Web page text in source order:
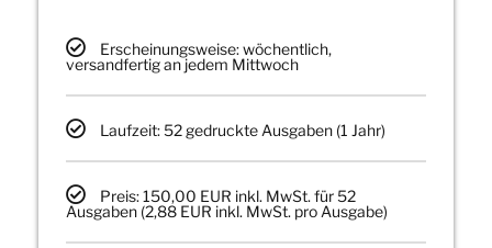
Erscheinungsweise: wöchentlich,
versandfertig an jedem Mittwoch
Laufzeit: 52 gedruckte Ausgaben (1 Jahr)
Preis: 150,00 EUR inkl. MwSt. für 52
Ausgaben (2,88 EUR inkl. MwSt. pro Ausgabe)